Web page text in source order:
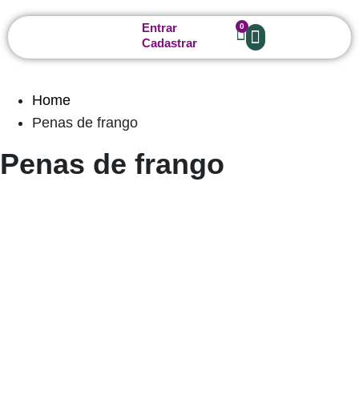
Entrar
Cadastrar
0
Home
Penas de frango
Penas de frango